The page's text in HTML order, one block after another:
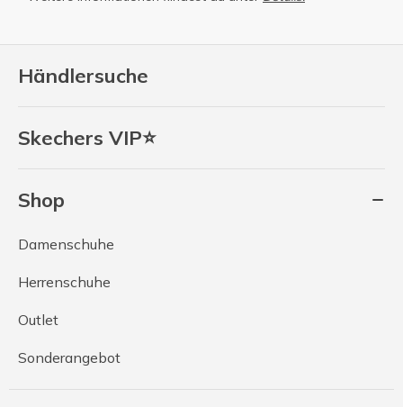
Händlersuche
Skechers VIP⭐
Shop
Damenschuhe
Herrenschuhe
Outlet
Sonderangebot